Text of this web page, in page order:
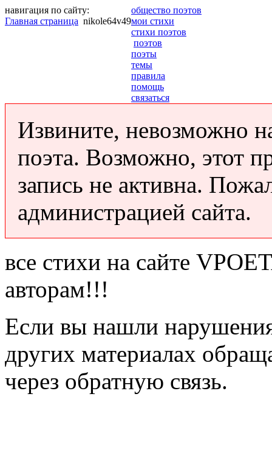
навигация по сайту:
Главная страница nikole64v49
общество поэтов
мои стихи
стихи поэтов
поэтов
поэты
темы
правила
помощь
связаться
Извините, невозможно
поэта. Возможно, этот
запись не активна.
администрацией сайта.
все стихи на сайте
авторам!!!
Если вы нашли
других материалах
через обратную связь.